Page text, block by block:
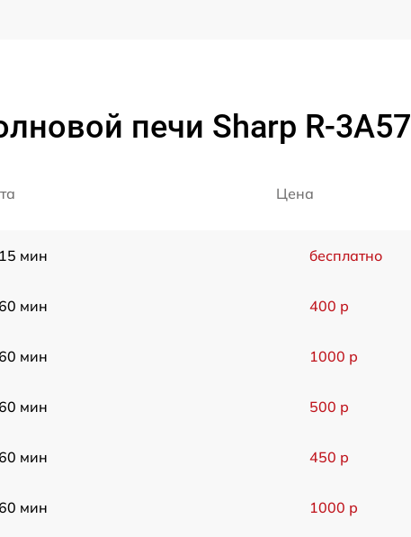
печи Sharp R-3A57
Цена
мин бесплатно
мин 400 р
мин 1000 р
мин 500 р
мин 450 р
мин 1000 р